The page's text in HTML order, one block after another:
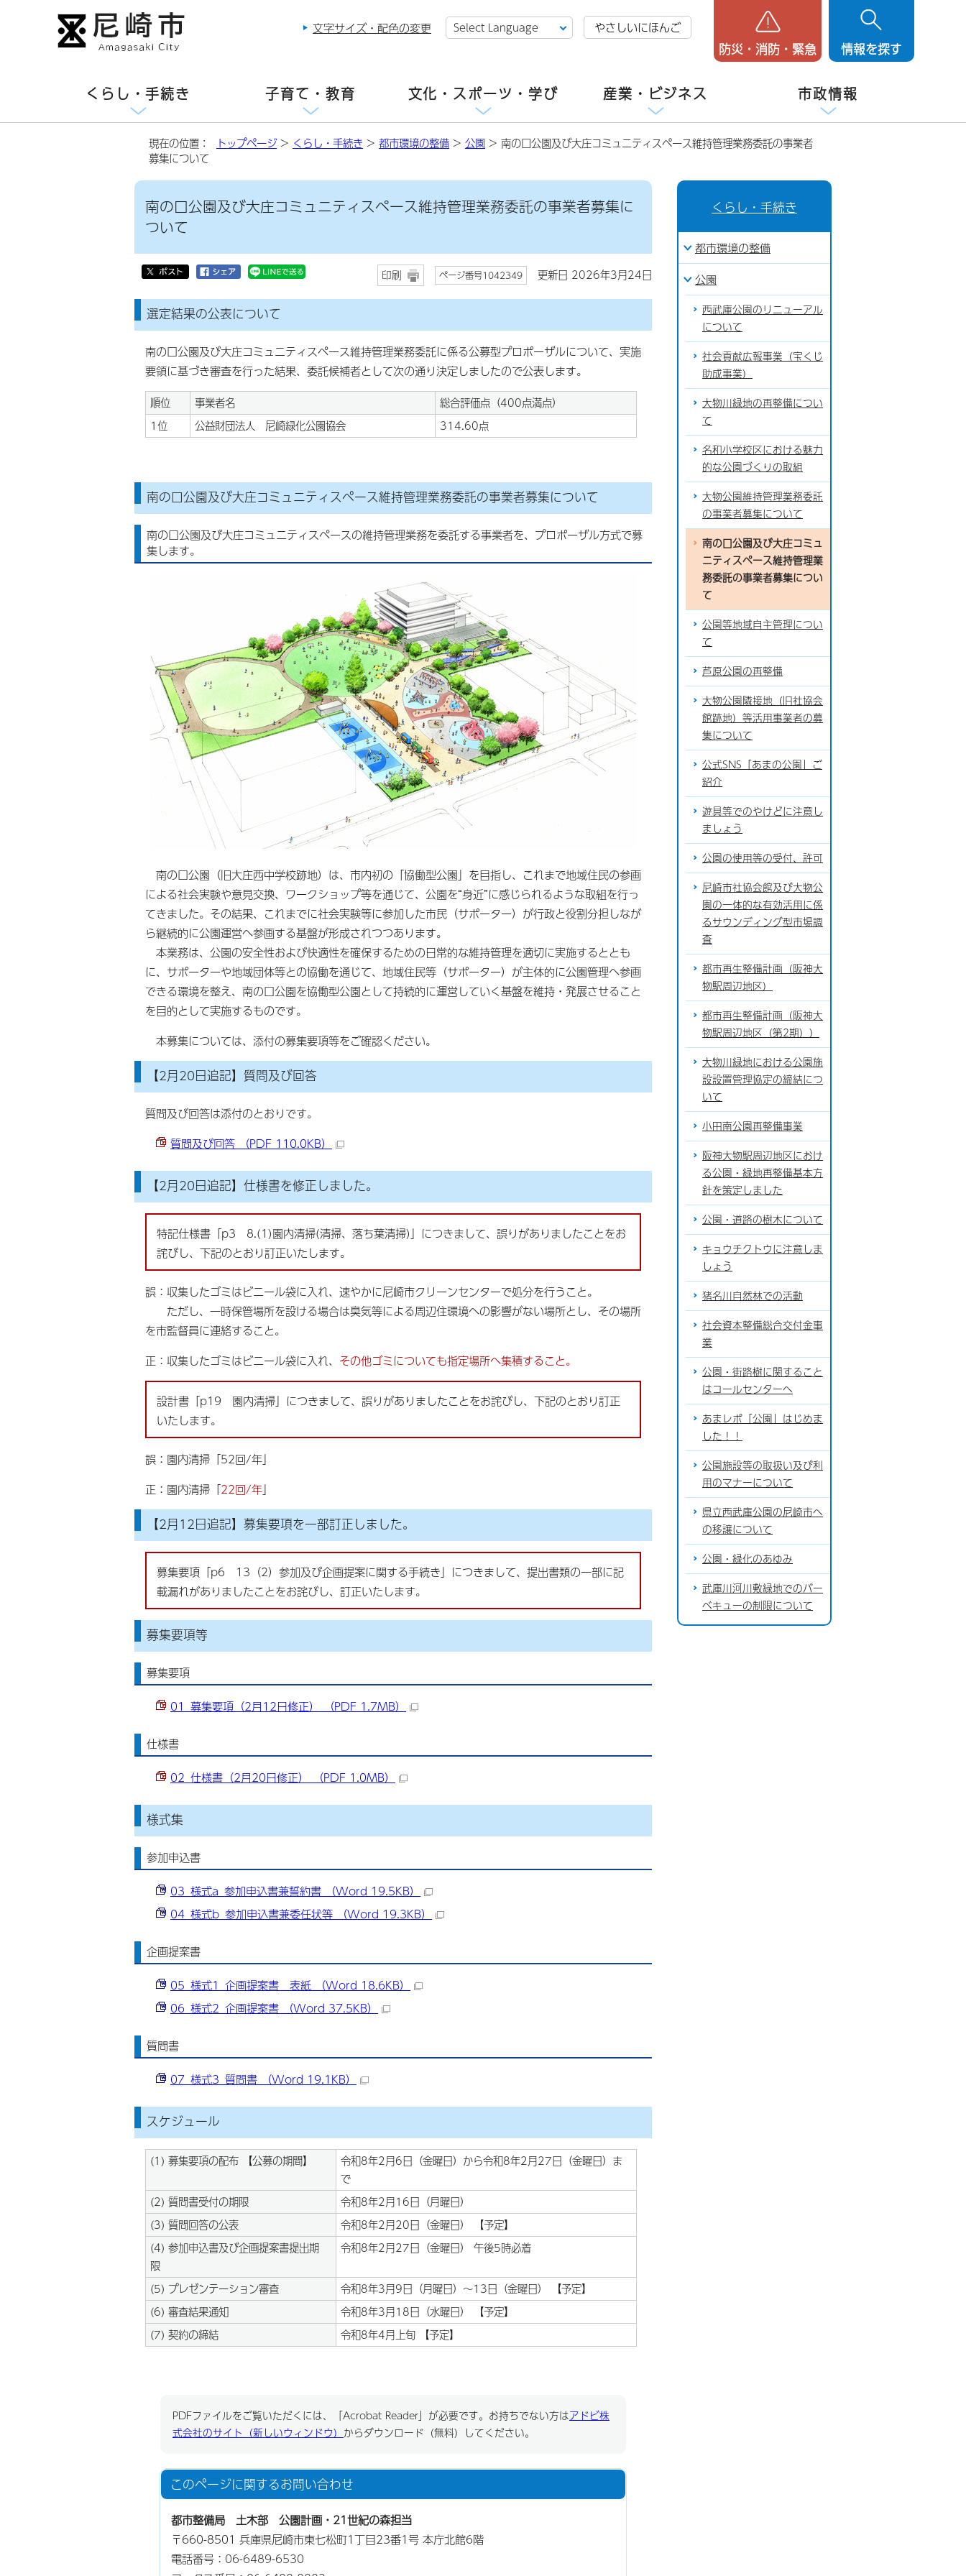
文字サイズ・配色の変更 やさしいにほんご
防災・消防・緊急 情報を探す
くらし・手続き 子育て・教育 文化・スポーツ・学び 産業・ビジネス 市政情報
現在の位置： トップページ> くらし・手続き > 都市環境の整備 > 公園 > 南の口公園及び大庄コミュニティスペース維持管理業務委託の事業者
募集について
南の口公園及び大庄コミュニティスペース維持管理業務委託の事業者募集に
ついて
印刷 ページ番号1042349 更新日 2026年3月24日
選定結果の公表について
南の口公園及び大庄コミュニティスペース維持管理業務委託に係る公募型プロポーザルについて、実施
要領に基づき審査を行った結果、委託候補者として次の通り決定しましたので公表します。
順位 事業者名
総合評価点（400点満点）
1位
公益財団法人 尼崎緑化公園協会 314.60点
南の口公園及び大庄コミュニティスペース維持管理業務委託の事業者募集について
南の口公園及び大庄コミュニティスペースの維持管理業務を委託する事業者を、プロポーザル方式で募
集します。
南の口公園（旧大庄西中学校跡地）は、市内初の「協働型公園」を目指し、これまで地域住民の参画
による社会実験や意見交換、ワークショップ等を通じて、公園を“身近”に感じられるような取組を行っ
てきました。その結果、これまでに社会実験等に参加した市民（サポーター）が行政と役割分担しなが
ら継続的に公園運営へ参画する基盤が形成されつつあります。
本業務は、公園の安全性および快適性を確保するための日常的な維持管理を適切に実施するととも
に、サポーターや地域団体等との協働を通じて、地域住民等（サポーター）が主体的に公園管理へ参画
できる環境を整え、南の口公園を協働型公園として持続的に運営していく基盤を維持・発展させること
を目的として実施するものです。
本募集については、添付の募集要項等をご確認ください。
【2月20日追記】質問及び回答
質問及び回答は添付のとおりです。
質問及び回答 （PDF 110.0KB）
【2月20日追記】仕様書を修正しました。
特記仕様書「p3 8.(1)園内清掃(清掃、落ち葉清掃)」につきまして、誤りがありましたことをお
詫びし、下記のとおり訂正いたします。
誤：収集したゴミはビニール袋に入れ、速やかに尼崎市クリーンセンターで処分を行うこと。
ただし、一時保管場所を設ける場合は臭気等による周辺住環境への影響がない場所とし、その場所
を市監督員に連絡すること。
正：収集したゴミはビニール袋に入れ、 その他ゴミについても指定場所へ集積すること。
設計書「p19 園内清掃」につきまして、誤りがありましたことをお詫びし、下記のとおり訂正
いたします。
誤：園内清掃「52回/年」
正：園内清掃「22回/年」
【2月12日追記】募集要項を一部訂正しました。
募集要項「p6 13（2）参加及び企画提案に関する手続き」につきまして、提出書類の一部に記
載漏れがありましたことをお詫びし、訂正いたします。
募集要項等
募集要項
01_募集要項（2月12日修正） （PDF 1.7MB）
仕様書
02_仕様書（2月20日修正） （PDF 1.0MB）
様式集
参加申込書
03_様式a_参加申込書兼誓約書 （Word 19.5KB）
04_様式b_参加申込書兼委任状等 （Word 19.3KB）
企画提案書
05_様式1_企画提案書 表紙 （Word 18.6KB）
06_様式2_企画提案書 （Word 37.5KB）
質問書
07_様式3_質問書 （Word 19.1KB）
スケジュール
(1) 募集要項の配布 【公募の期間】
令和8年2月6日（金曜日）から令和8年2月27日（金曜日）ま
で
(2) 質問書受付の期限
令和8年2月16日（月曜日）
(3) 質問回答の公表
令和8年2月20日（金曜日） 【予定】
(4) 参加申込書及び企画提案書提出期
限
令和8年2月27日（金曜日） 午後5時必着
(5) プレゼンテーション審査
令和8年3月9日（月曜日）～13日（金曜日） 【予定】
(6) 審査結果通知
令和8年3月18日（水曜日） 【予定】
(7) 契約の締結
令和8年4月上旬 【予定】
PDFファイルをご覧いただくには、「Acrobat Reader」が必要です。お持ちでない方はアドビ株
式会社のサイト（新しいウィンドウ） からダウンロード（無料）してください。
このページに関するお問い合わせ
都市整備局 土木部 公園計画・21世紀の森担当
〒660-8501 兵庫県尼崎市東七松町1丁目23番1号 本庁北館6階
電話番号： 06-6489-6530
くらし・手続き
都市環境の整備
公園
西武庫公園のリニューアル
について
社会貢献広報事業（宝くじ
助成事業）
大物川緑地の再整備につい
て
名和小学校区における魅力
的な公園づくりの取組
大物公園維持管理業務委託
の事業者募集について
南の口公園及び大庄コミュ
ニティスペース維持管理業
務委託の事業者募集につい
て
公園等地域自主管理につい
て
芦原公園の再整備
大物公園隣接地（旧社協会
館跡地）等活用事業者の募
集について
公式SNS「あまの公園」ご
紹介
遊具等でのやけどに注意し
ましょう
公園の使用等の受付、許可
尼崎市社協会館及び大物公
園の一体的な有効活用に係
るサウンディング型市場調
査
都市再生整備計画（阪神大
物駅周辺地区）
都市再生整備計画（阪神大
物駅周辺地区（第2期））
大物川緑地における公園施
設設置管理協定の締結につ
いて
小田南公園再整備事業
阪神大物駅周辺地区におけ
る公園・緑地再整備基本方
針を策定しました
公園・道路の樹木について
キョウチクトウに注意しま
しょう
猪名川自然林での活動
社会資本整備総合交付金事
業
公園・街路樹に関すること
はコールセンターへ
あまレポ「公園」はじめま
した！！
公園施設等の取扱い及び利
用のマナーについて
県立西武庫公園の尼崎市へ
の移譲について
公園・緑化のあゆみ
武庫川河川敷緑地でのバー
ベキューの制限について